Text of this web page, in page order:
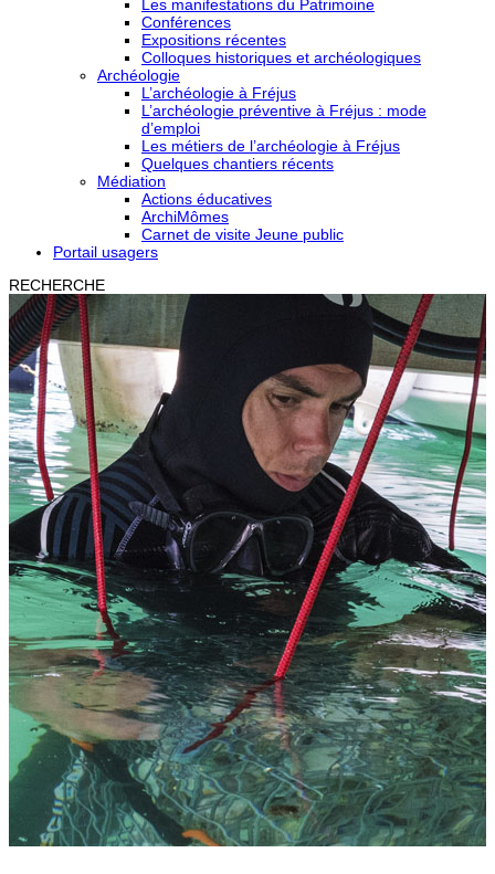
Les manifestations du Patrimoine
Conférences
Expositions récentes
Colloques historiques et archéologiques
Archéologie
L’archéologie à Fréjus
L’archéologie préventive à Fréjus : mode
d’emploi
Les métiers de l’archéologie à Fréjus
Quelques chantiers récents
Médiation
Actions éducatives
ArchiMômes
Carnet de visite Jeune public
Portail usagers
RECHERCHE